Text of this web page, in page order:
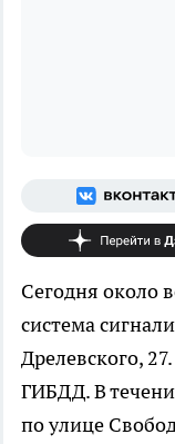
Сегодня около
система
Дрелевского, 27.
ГИБДД. В
по улице